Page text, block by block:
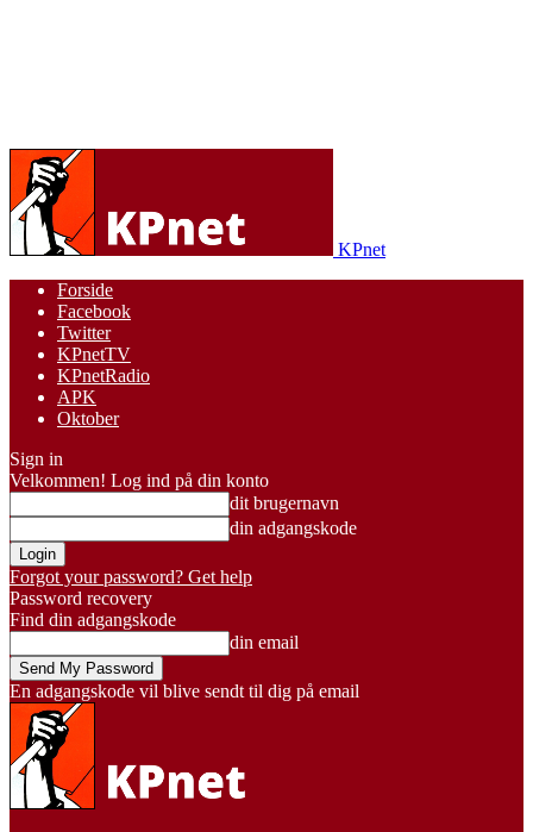
KPnet
Forside
Facebook
Twitter
KPnetTV
KPnetRadio
APK
Oktober
Sign in
Velkommen! Log ind på din konto
dit brugernavn
din adgangskode
Forgot your password? Get help
Password recovery
Find din adgangskode
din email
En adgangskode vil blive sendt til dig på email